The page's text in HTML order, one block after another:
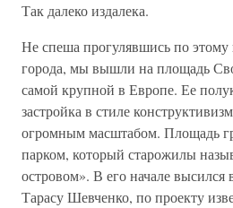
Так далеко издалека.
Не спеша прогулявшись по этому
города, мы вышли на площадь
самой крупной в Европе. Ее
застройка в стиле
огромным масштабом. Площадь
парком, который старожилы
островом». В его начале
Тарасу Шевченко, по проекту